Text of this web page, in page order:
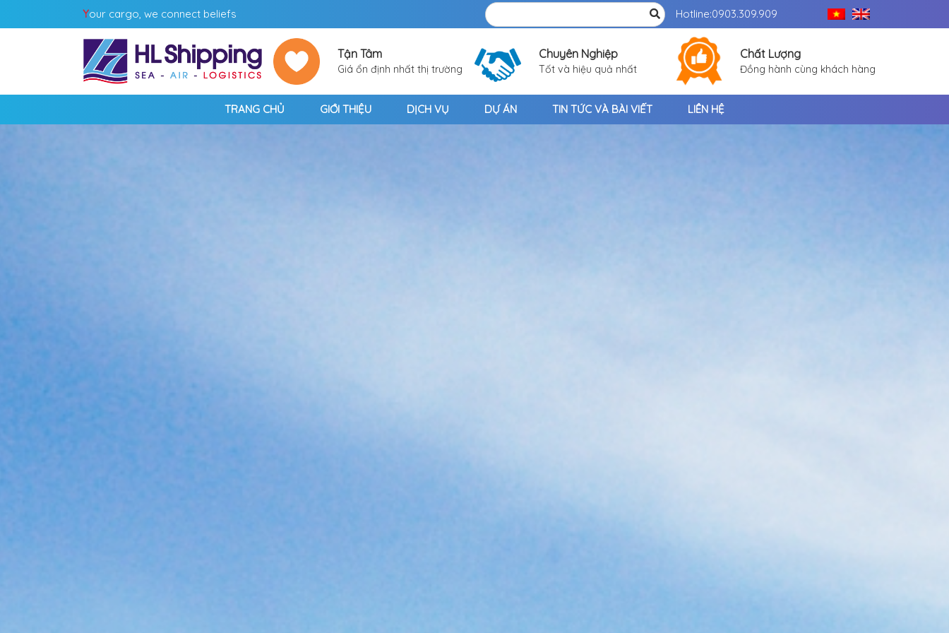
Your cargo, we connect beliefs Hotline:0903.309.909
Tận Tâm
Giá ổn định nhất thị trường
Chuyên Nghiệp
Tốt và hiệu quả nhất
Chất Lượng
Đồng hành cùng khách hàng
TRANG CHỦ GIỚI THIỆU DỊCH VỤ DỰ ÁN TIN TỨC VÀ BÀI VIẾT LIÊN HỆ